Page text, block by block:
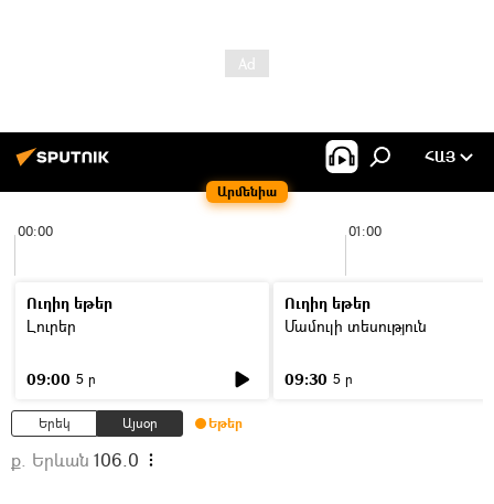
Արմենիա
ՀԱՅ
00:00 01:00
Ուղիղ եթեր
Լուրեր
09:00 5 ր
Ուղիղ եթեր
Մամուլի տեսություն
09:30 5 ր
Երեկ Այսօր Եթեր
ք. Երևան 106.0